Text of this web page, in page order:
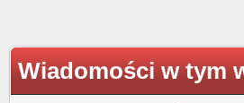
Wiadomości w tym